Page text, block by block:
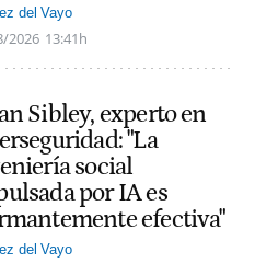
del Vayo
2026 13:41h
Sibley, experto en
"La
social
por IA es
efectiva"
del Vayo